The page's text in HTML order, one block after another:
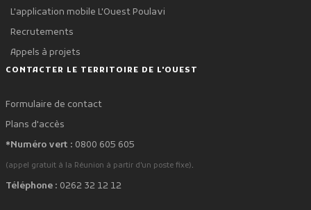
L'application mobile L'Ouest Poulavi
Recrutements
Appels à projets
CONTACTER LE TERRITOIRE DE L'OUEST
Formulaire de contact
Plans d'accès
*Numéro vert : 0800 605 605
(appel gratuit à la Réunion à partir d'un poste fixe).
Téléphone : 0262 32 12 12